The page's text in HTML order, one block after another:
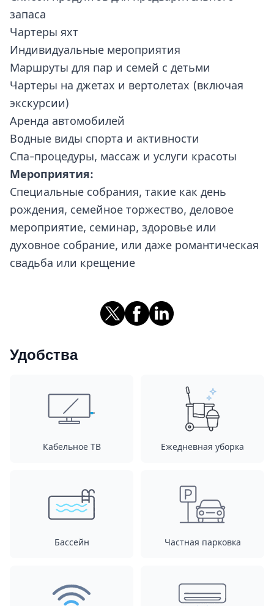
запаса
Чартеры яхт
Индивидуальные мероприятия
Маршруты для пар и семей с детьми
Чартеры на джетах и вертолетах (включая
экскурсии)
Аренда автомобилей
Водные виды спорта и активности
Спа-процедуры, массаж и услуги красоты
Мероприятия:
Специальные собрания, такие как день
рождения, семейное торжество, деловое
мероприятие, семинар, здоровье или
духовное собрание, или даже романтическая
свадьба или крещение
Удобства
Кабельное ТВ Ежедневная уборка
Бассейн Частная парковка